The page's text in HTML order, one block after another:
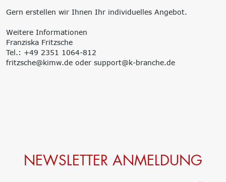
Gern erstellen wir Ihnen Ihr individuelles Angebot.
Weitere Informationen
Franziska Fritzsche
Tel.: +49 2351 1064-812
fritzsche@kimw.de oder support@k-branche.de
NEWSLETTER ANMELDUNG